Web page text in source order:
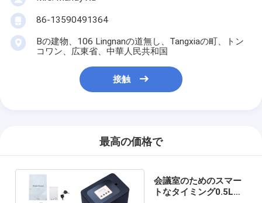
86-13590491364
Bの建物、106 Lingnanの道無し、Tangxiaの町、トン
コワン、広東省、中華人民共和国
接触
最高の価格で
会議室のためのスマー
トなタイミング0.5L香